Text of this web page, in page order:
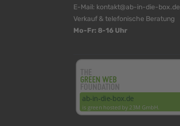
E-Mail: kontakt@ab-in-die-box.de
Verkauf & telefonische Beratung
Mo-Fr: 8-16 Uhr